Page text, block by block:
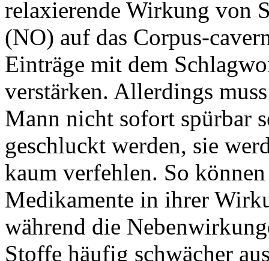
relaxierende Wirkung von
(NO) auf das Corpus-
Einträge mit dem
verstärken. Allerdings
Mann nicht sofort spürbar
geschluckt werden, sie
kaum verfehlen. So
Medikamente in ihrer
während die
Stoffe häufig schwächer